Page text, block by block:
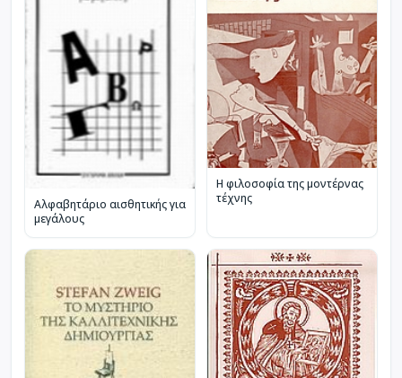
Αλφαβητάριο αισθητικής για
μεγάλους
Η φιλοσοφία της μοντέρνας
τέχνης